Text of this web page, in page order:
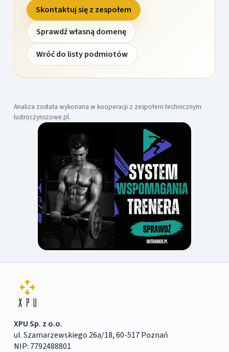
Skontaktuj się z zespołem
Sprawdź własną domenę
Wróć do listy podmiotów
Analiza została wykonana w kooperacji z zespołem technicznym
lustroczynszowe.pl.
XPU Sp. z o.o.
ul. Szamarzewskiego 26a/18, 60-517 Poznań
NIP: 7792488801